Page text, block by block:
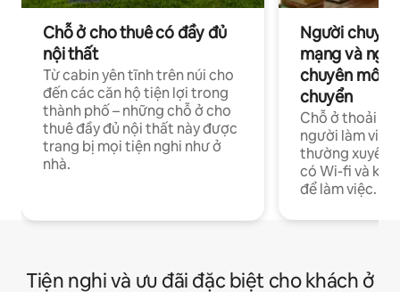
Chỗ ở cho thuê có đầy đủ
nội thất
Từ cabin yên tĩnh trên núi cho
đến các căn hộ tiện lợi trong
thành phố – những chỗ ở cho
thuê đầy đủ nội thất này được
trang bị mọi tiện nghi như ở
nhà.
Người
mạng và
chuyên môn
chuyển
Chỗ ở thoải
người làm việc
thường xuyên
có Wi-fi và
để làm việc.
Tiện nghi và ưu đãi đặc biệt cho khách ở